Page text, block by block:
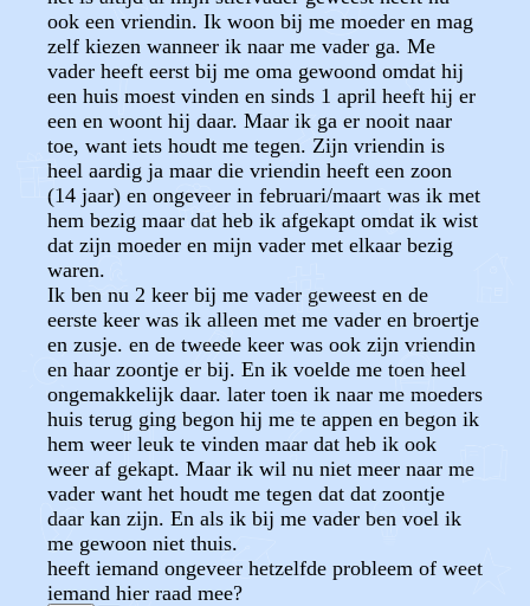
ook een vriendin. Ik woon bij me moeder en mag
zelf kiezen wanneer ik naar me vader ga. Me
vader heeft eerst bij me oma gewoond omdat hij
een huis moest vinden en sinds 1 april heeft hij er
een en woont hij daar. Maar ik ga er nooit naar
toe, want iets houdt me tegen. Zijn vriendin is
heel aardig ja maar die vriendin heeft een zoon
(14 jaar) en ongeveer in februari/maart was ik met
hem bezig maar dat heb ik afgekapt omdat ik wist
dat zijn moeder en mijn vader met elkaar bezig
waren.
Ik ben nu 2 keer bij me vader geweest en de
eerste keer was ik alleen met me vader en broertje
en zusje. en de tweede keer was ook zijn vriendin
en haar zoontje er bij. En ik voelde me toen heel
ongemakkelijk daar. later toen ik naar me moeders
huis terug ging begon hij me te appen en begon ik
hem weer leuk te vinden maar dat heb ik ook
weer af gekapt. Maar ik wil nu niet meer naar me
vader want het houdt me tegen dat dat zoontje
daar kan zijn. En als ik bij me vader ben voel ik
me gewoon niet thuis.
heeft iemand ongeveer hetzelfde probleem of weet
iemand hier raad mee?